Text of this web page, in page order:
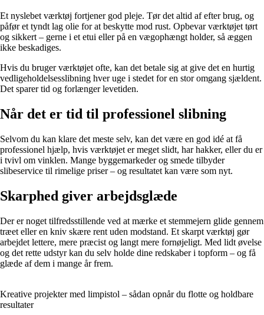
Et nyslebet værktøj fortjener god pleje. Tør det altid af efter brug, og
påfør et tyndt lag olie for at beskytte mod rust. Opbevar værktøjet tørt
og sikkert – gerne i et etui eller på en vægophængt holder, så æggen
ikke beskadiges.
Hvis du bruger værktøjet ofte, kan det betale sig at give det en hurtig
vedligeholdelsesslibning hver uge i stedet for en stor omgang sjældent.
Det sparer tid og forlænger levetiden.
Når det er tid til professionel slibning
Selvom du kan klare det meste selv, kan det være en god idé at få
professionel hjælp, hvis værktøjet er meget slidt, har hakker, eller du er
i tvivl om vinklen. Mange byggemarkeder og smede tilbyder
slibeservice til rimelige priser – og resultatet kan være som nyt.
Skarphed giver arbejdsglæde
Der er noget tilfredsstillende ved at mærke et stemmejern glide gennem
træet eller en kniv skære rent uden modstand. Et skarpt værktøj gør
arbejdet lettere, mere præcist og langt mere fornøjeligt. Med lidt øvelse
og det rette udstyr kan du selv holde dine redskaber i topform – og få
glæde af dem i mange år frem.
Kreative projekter med limpistol – sådan opnår du flotte og holdbare
resultater